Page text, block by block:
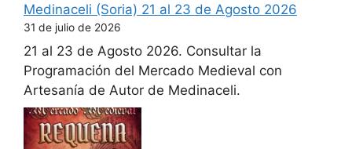
Medinaceli (Soria) 21 al 23 de Agosto 2026
31 de julio de 2026
21 al 23 de Agosto 2026. Consultar la
Programación del Mercado Medieval con
Artesanía de Autor de Medinaceli.